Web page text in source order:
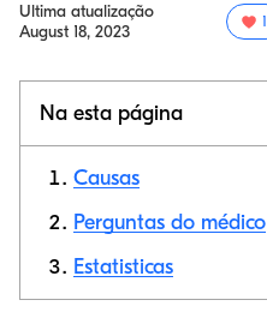
Ultima atualização
August 18, 2023
1
Na esta página
Causas
Perguntas do médico
Estatisticas